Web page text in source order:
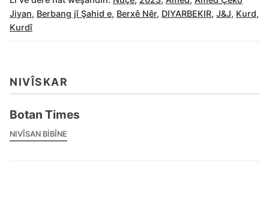
Jiyan, Berbang jî Şahid e, Berxê Nêr, DIYARBEKIR, J&J, Kurd,
Kurdî
NIVÎSKAR
Botan Times
NIVÎSAN BIBÎNE